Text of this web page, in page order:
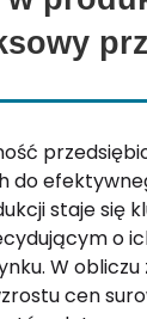
do
staje się
o
W
cen